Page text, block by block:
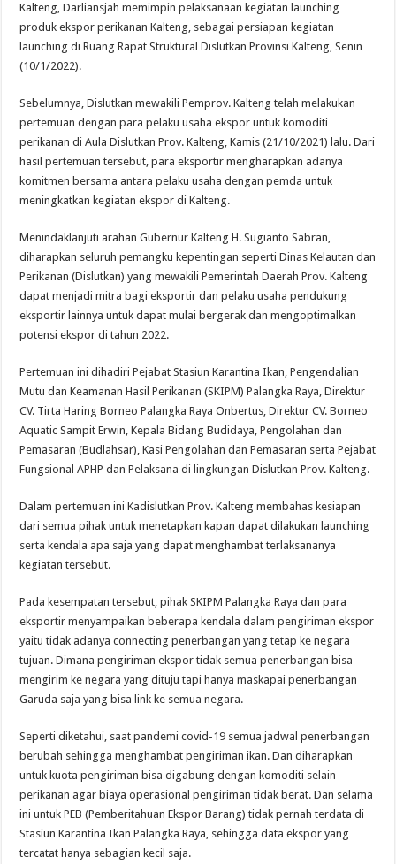
Kalteng, Darliansjah memimpin pelaksanaan kegiatan launching
produk ekspor perikanan Kalteng, sebagai persiapan kegiatan
launching di Ruang Rapat Struktural Dislutkan Provinsi Kalteng, Senin
(10/1/2022).
Sebelumnya, Dislutkan mewakili Pemprov. Kalteng telah melakukan
pertemuan dengan para pelaku usaha ekspor untuk komoditi
perikanan di Aula Dislutkan Prov. Kalteng, Kamis (21/10/2021) lalu. Dari
hasil pertemuan tersebut, para eksportir mengharapkan adanya
komitmen bersama antara pelaku usaha dengan pemda untuk
meningkatkan kegiatan ekspor di Kalteng.
Menindaklanjuti arahan Gubernur Kalteng H. Sugianto Sabran,
diharapkan seluruh pemangku kepentingan seperti Dinas Kelautan dan
Perikanan (Dislutkan) yang mewakili Pemerintah Daerah Prov. Kalteng
dapat menjadi mitra bagi eksportir dan pelaku usaha pendukung
eksportir lainnya untuk dapat mulai bergerak dan mengoptimalkan
potensi ekspor di tahun 2022.
Pertemuan ini dihadiri Pejabat Stasiun Karantina Ikan, Pengendalian
Mutu dan Keamanan Hasil Perikanan (SKIPM) Palangka Raya, Direktur
CV. Tirta Haring Borneo Palangka Raya Onbertus, Direktur CV. Borneo
Aquatic Sampit Erwin, Kepala Bidang Budidaya, Pengolahan dan
Pemasaran (Budlahsar), Kasi Pengolahan dan Pemasaran serta Pejabat
Fungsional APHP dan Pelaksana di lingkungan Dislutkan Prov. Kalteng.
Dalam pertemuan ini Kadislutkan Prov. Kalteng membahas kesiapan
dari semua pihak untuk menetapkan kapan dapat dilakukan launching
serta kendala apa saja yang dapat menghambat terlaksananya
kegiatan tersebut.
Pada kesempatan tersebut, pihak SKIPM Palangka Raya dan para
eksportir menyampaikan beberapa kendala dalam pengiriman ekspor
yaitu tidak adanya connecting penerbangan yang tetap ke negara
tujuan. Dimana pengiriman ekspor tidak semua penerbangan bisa
mengirim ke negara yang dituju tapi hanya maskapai penerbangan
Garuda saja yang bisa link ke semua negara.
Seperti diketahui, saat pandemi covid-19 semua jadwal penerbangan
berubah sehingga menghambat pengiriman ikan. Dan diharapkan
untuk kuota pengiriman bisa digabung dengan komoditi selain
perikanan agar biaya operasional pengiriman tidak berat. Dan selama
ini untuk PEB (Pemberitahuan Ekspor Barang) tidak pernah terdata di
Stasiun Karantina Ikan Palangka Raya, sehingga data ekspor yang
tercatat hanya sebagian kecil saja.